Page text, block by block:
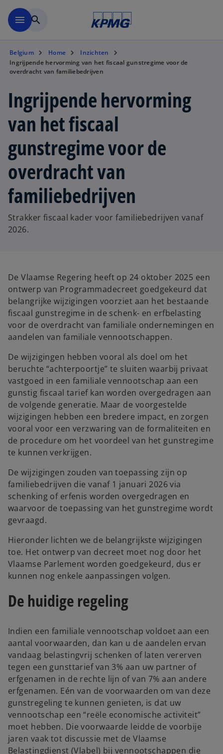
menu search
Belgium Home
Inzichten
Ingrijpende hervorming van het fiscaal gunstregime voor de
overdracht van familiebedrijven
Ingrijpende hervorming
van het fiscaal
gunstregime voor de
overdracht van
familiebedrijven
Strakker fiscaal kader voor familiebedrijven vanaf
2026.
De Vlaamse Regering heeft op 24 oktober 2025 een
ontwerp van Programmadecreet goedgekeurd dat
belangrijke wijzigingen voorziet aan het bestaande
fiscaal gunstregime in de schenk- en erfbelasting
voor de overdracht van familiale ondernemingen en
aandelen van familiale vennootschappen.
De wijzigingen hebben vooral als doel om het
beruchte “achterpoortje” te sluiten waarbij privaat
vastgoed in een familiale vennootschap aan een
gunstig fiscaal tarief kan worden overgedragen aan
de volgende generatie. Maar de voorgestelde
wijzigingen hebben een bredere impact, en zorgen
vooral voor een verzwaring van de formaliteiten en
de procedure om het voordeel van het gunstregime
te kunnen verkrijgen.
De wijzigingen zouden van toepassing zijn op
familiebedrijven die vanaf 1 januari 2026 via
schenking of erfenis worden overgedragen en
waarvoor de toepassing van het gunstregime wordt
gevraagd.
Hieronder lichten we de belangrijkste wijzigingen
toe. Het ontwerp van decreet moet nog door het
Vlaamse Parlement worden goedgekeurd, dus er
kunnen nog enkele aanpassingen volgen.
De huidige regeling
Indien een familiale vennootschap voldoet aan een
aantal voorwaarden, dan kan u de aandelen ervan
vandaag belastingvrij schenken of laten vererven
tegen een gunsttarief van 3% aan uw partner of
erfgenamen in de rechte lijn of van 7% aan andere
erfgenamen. Eén van de voorwaarden om van deze
gunstregeling te kunnen genieten, is dat uw
vennootschap een “reële economische activiteit”
moet hebben. Die voorwaarde leidde de voorbije
jaren vaak tot discussie met de Vlaamse
Belastingdienst (Vlabel) bij vennootschappen die